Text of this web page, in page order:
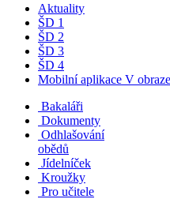
Aktuality
ŠD 1
ŠD 2
ŠD 3
ŠD 4
Mobilní aplikace V obraze
Bakaláři
Dokumenty
Odhlašování
obědů
Jídelníček
Kroužky
Pro učitele